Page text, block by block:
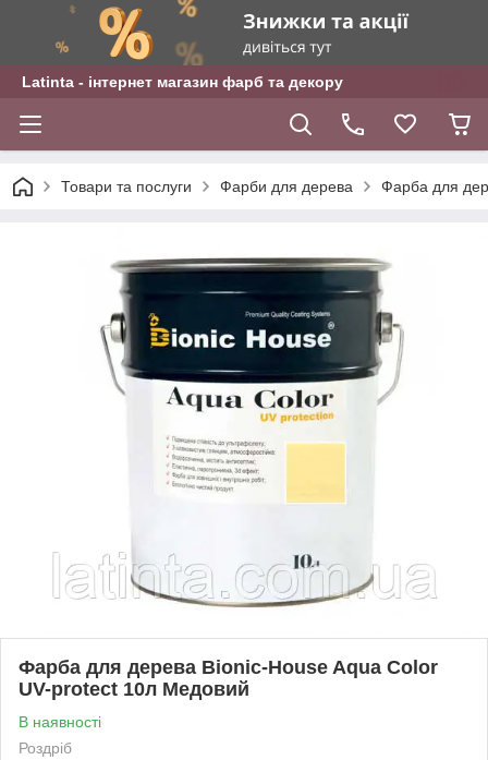
Latinta - інтернет магазин фарб та декору
Товари та послуги Фарби для дерева Фарба для
Фарба для дерева Bionic-House Aqua Color
UV-protect 10л Медовий
В наявності
Роздріб